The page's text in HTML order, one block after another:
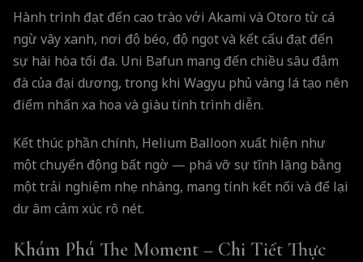
Hành trình đạt đến cao trào với Akami và Otoro từ cá
ngừ vây xanh, nơi độ béo, độ ngọt và kết cấu đạt đến
sự hài hòa tối đa. Uni Bafun mang đến chiều sâu đậm
đà của đại dương, trong khi Wagyu phủ vàng lá tạo nên
điểm nhấn xa hoa và giàu tính trình diễn.
Kết thúc phần chính, Helium Balloon xuất hiện như
một chuyển động bất ngờ — phá vỡ sự tĩnh lặng bằng
một trải nghiệm nhẹ nhàng, mang tính kết nối và để lại
dư âm cảm xúc rõ nét.
Khám Phá The Moment – Chi Tiết Thực